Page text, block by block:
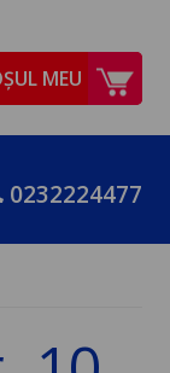
MEU
0232224477